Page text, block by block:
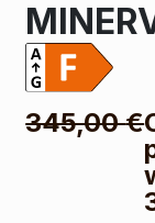
345,00€